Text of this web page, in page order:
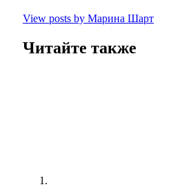
View posts by Марина Шарт
Читайте также